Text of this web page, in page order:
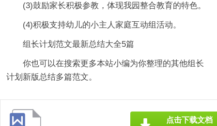
(3)鼓励家长积极参教，体现我园整合教育的特色。
(4)积极支持幼儿的小主人家庭互动组活动。
组长计划范文最新总结大全5篇
你也可以在搜索更多本站小编为你整理的其他组长
计划新版总结多篇范文。
点击下载文档